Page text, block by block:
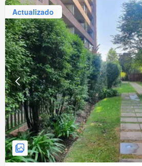
Actualizado